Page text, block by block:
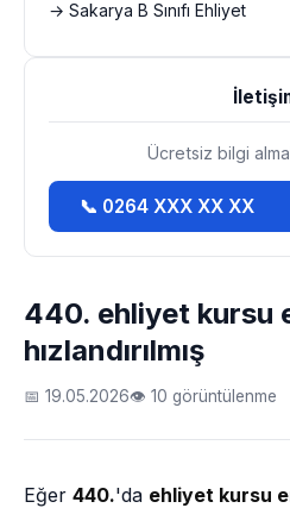
440. ehliyet kursu
hızlandırılmış
📅 19.05.2026👁 10 görüntülenme
Eğer 440.'da ehliyet kursu
→ Sakarya B Sınıfı Ehliyet
Ücretsiz bilgi
📞 0264 XXX XX XX